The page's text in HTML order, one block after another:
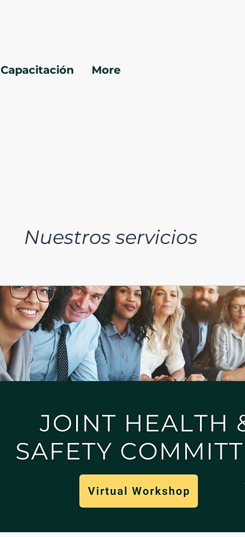
Capacitación More
Nuestros servicios